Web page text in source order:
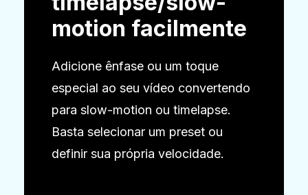
motion facilmente
Adicione ênfase ou um toque
especial ao seu vídeo convertendo
para slow-motion ou timelapse.
Basta selecionar um preset ou
definir sua própria velocidade.